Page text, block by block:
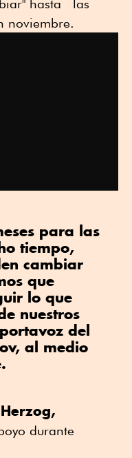
hasta las
noviembre.
para las
tiempo,
cambiar
que
lo que
nuestros
del
al medio
durante